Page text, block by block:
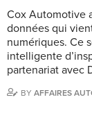
Cox Automotive
données qui
numériques. Ce
intelligente
partenariat avec
BY AFFAIRES